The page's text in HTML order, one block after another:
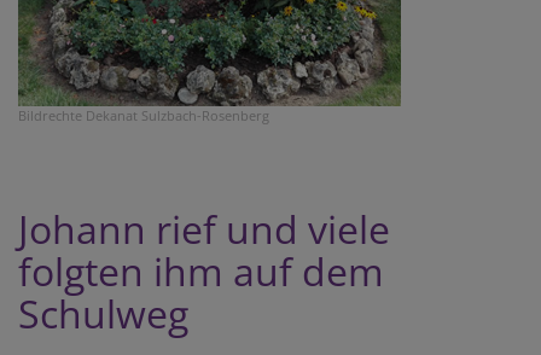
Bildrechte Dekanat Sulzbach-Rosenberg
Johann rief und viele
folgten ihm auf dem
Schulweg